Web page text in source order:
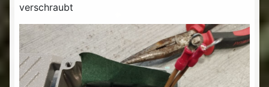
verschraubt